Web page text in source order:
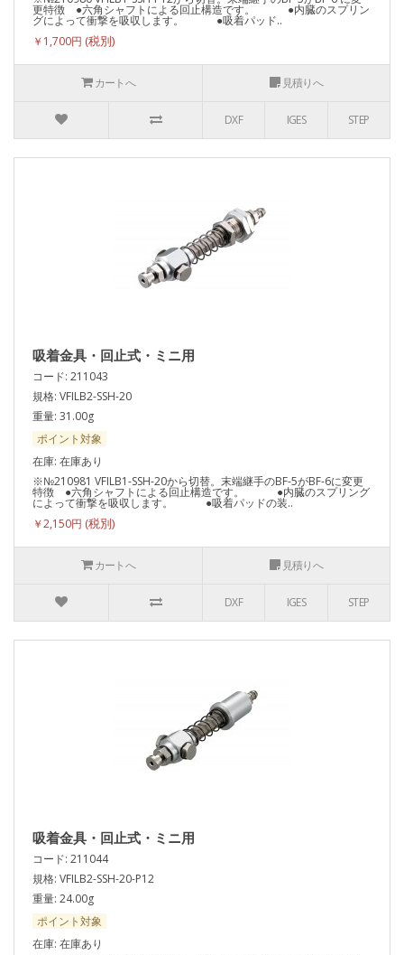
更特徴 ●六角シャフトによる回止構造です。 ●内臓のスプリン
グによって衝撃を吸収します。 ●吸着パッド..
￥1,700円
カートへ 見積りへ
DXF IGES STEP
吸着金具・回止式・ミニ用
コード: 211043
規格: VFILB2-SSH-20
重量: 31.00g
ポイント対象
在庫: 在庫あり
※№210981 VFILB1-SSH-20から切替。末端継手のBF-5がBF-6に変更
特徴 ●六角シャフトによる回止構造です。 ●内臓のスプリング
によって衝撃を吸収します。 ●吸着パッドの装..
￥2,150円
カートへ 見積りへ
DXF IGES STEP
吸着金具・回止式・ミニ用
コード: 211044
規格: VFILB2-SSH-20-P12
重量: 24.00g
ポイント対象
在庫: 在庫あり